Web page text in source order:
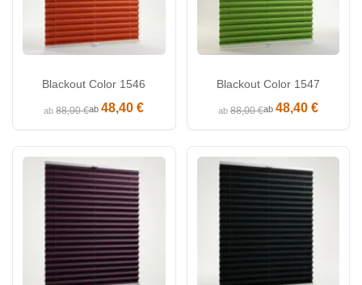
Blackout Color 1546
ab88,00 €ab48,40 €
Blackout Color 1547
ab88,00 €ab 48,40 €